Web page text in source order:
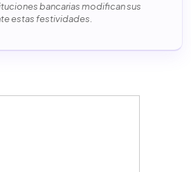
bancarias modifican sus
estas festividades.